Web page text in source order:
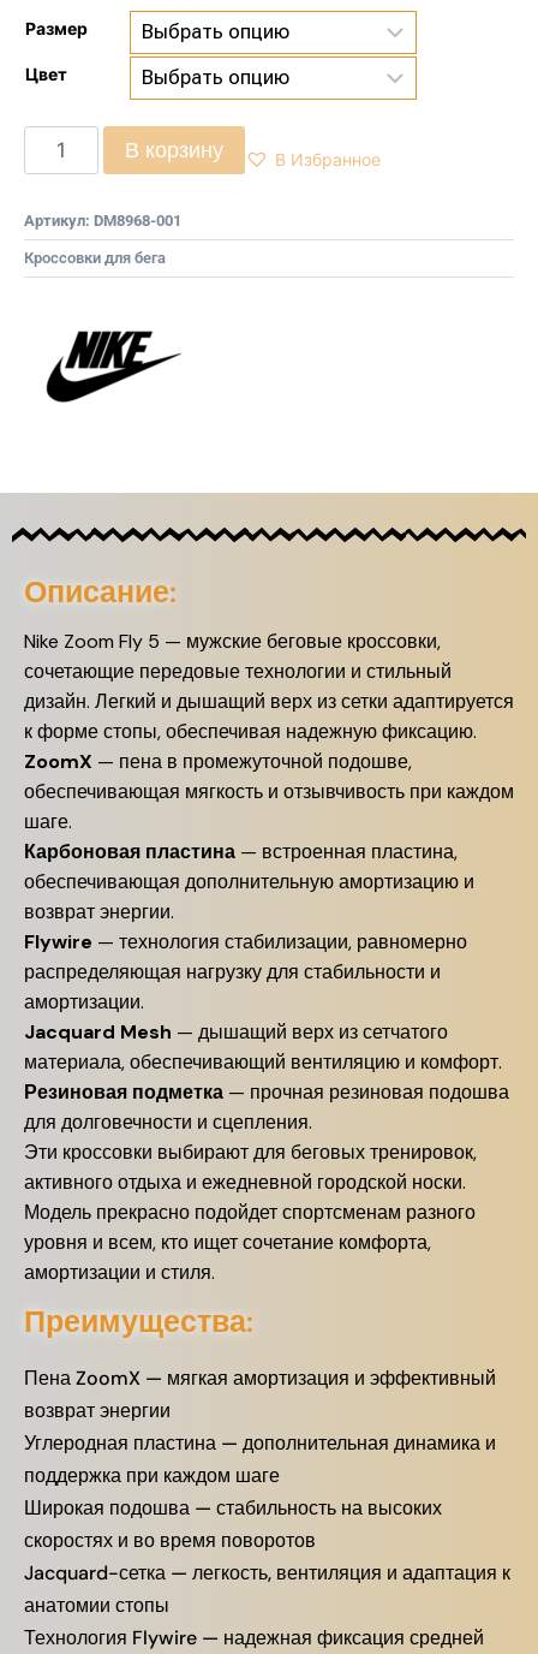
Размер
Цвет
В корзину В Избранное
Артикул: DM8968-001
Кроссовки для бега
Описание:
Nike Zoom Fly 5 — мужские беговые кроссовки,
сочетающие передовые технологии и стильный
дизайн. Легкий и дышащий верх из сетки адаптируется
к форме стопы, обеспечивая надежную фиксацию.
ZoomX — пена в промежуточной подошве,
обеспечивающая мягкость и отзывчивость при каждом
шаге.
Карбоновая пластина — встроенная пластина,
обеспечивающая дополнительную амортизацию и
возврат энергии.
Flywire — технология стабилизации, равномерно
распределяющая нагрузку для стабильности и
амортизации.
Jacquard Mesh — дышащий верх из сетчатого
материала, обеспечивающий вентиляцию и комфорт.
Резиновая подметка — прочная резиновая подошва
для долговечности и сцепления.
Эти кроссовки выбирают для беговых тренировок,
активного отдыха и ежедневной городской носки.
Модель прекрасно подойдет спортсменам разного
уровня и всем, кто ищет сочетание комфорта,
амортизации и стиля.
Преимущества:
Пена ZoomX — мягкая амортизация и эффективный
возврат энергии
Углеродная пластина — дополнительная динамика и
поддержка при каждом шаге
Широкая подошва — стабильность на высоких
скоростях и во время поворотов
Jacquard-сетка — легкость, вентиляция и адаптация к
анатомии стопы
Технология Flywire — надежная фиксация средней